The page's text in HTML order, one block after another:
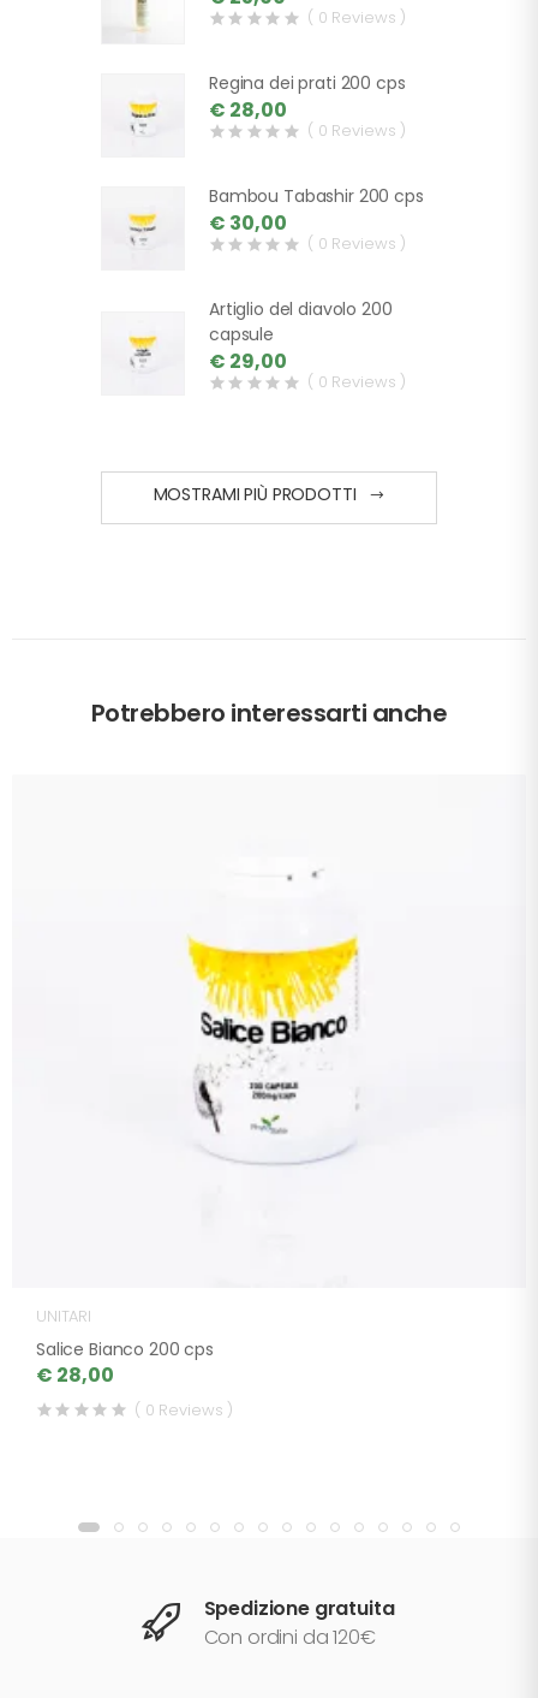
( 0 Reviews )
Regina dei prati 200 cps
€ 28,00
( 0 Reviews )
Bambou Tabashir 200 cps
€ 30,00
( 0 Reviews )
Artiglio del diavolo 200
capsule
€ 29,00
( 0 Reviews )
MOSTRAMI PIÙ PRODOTTI
Potrebbero interessarti anche
UNITARI
Salice Bianco 200 cps
€ 28,00
( 0 Reviews )
Spedizione gratuita
Con ordini da 120€